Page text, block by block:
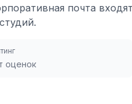
почта
оценок